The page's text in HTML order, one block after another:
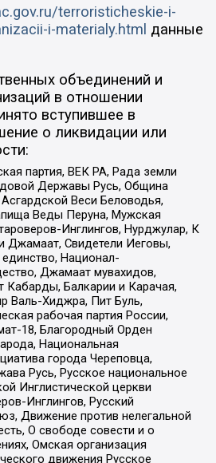
terroristicheskie-i-
i-materialy.html данные
объединений и
в отношении
вступившее в
о ликвидации или
партия, ВЕК РА, Рада земли
Державы Русь, Община
Веси Беловодья,
Веды Перуна, Мужская
Инглингов, Нурджулар, К
Джамаат, Свидетели Иеговы,
Национал-
Джамаат мувахидов,
Кабарды, Балкарии и Карачая,
Валь-Хиджра, Пит Буль,
рабочая партия России,
18, Благородный Орден
Национальная
города Череповца,
Русь, Русское национальное
Инглистической церкви
Инглингов, Русский
Движение против нелегальной
О свободе совести и о
Омская организация
движения Русское